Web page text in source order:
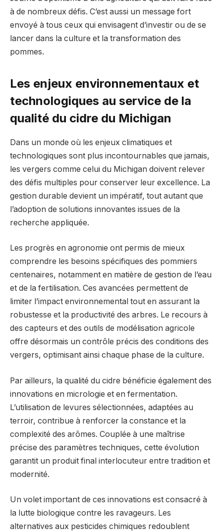
à de nombreux défis. C’est aussi un message fort
envoyé à tous ceux qui envisagent d’investir ou de se
lancer dans la culture et la transformation des
pommes.
Les enjeux environnementaux et
technologiques au service de la
qualité du cidre du Michigan
Dans un monde où les enjeux climatiques et
technologiques sont plus incontournables que jamais,
les vergers comme celui du Michigan doivent relever
des défis multiples pour conserver leur excellence. La
gestion durable devient un impératif, tout autant que
l’adoption de solutions innovantes issues de la
recherche appliquée.
Les progrès en agronomie ont permis de mieux
comprendre les besoins spécifiques des pommiers
centenaires, notamment en matière de gestion de l’eau
et de la fertilisation. Ces avancées permettent de
limiter l’impact environnemental tout en assurant la
robustesse et la productivité des arbres. Le recours à
des capteurs et des outils de modélisation agricole
offre désormais un contrôle précis des conditions des
vergers, optimisant ainsi chaque phase de la culture.
Par ailleurs, la qualité du cidre bénéficie également des
innovations en micrologie et en fermentation.
L’utilisation de levures sélectionnées, adaptées au
terroir, contribue à renforcer la constance et la
complexité des arômes. Couplée à une maîtrise
précise des paramètres techniques, cette évolution
garantit un produit final interlocuteur entre tradition et
modernité.
Un volet important de ces innovations est consacré à
la lutte biologique contre les ravageurs. Les
alternatives aux pesticides chimiques redoublent